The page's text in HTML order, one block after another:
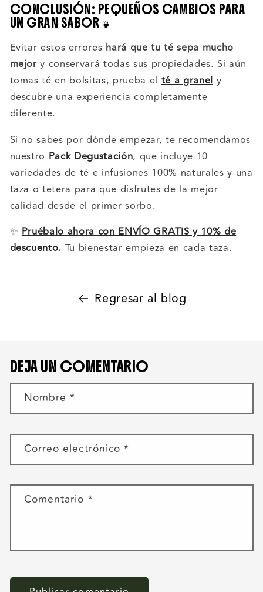
CONCLUSIÓN: PEQUEÑOS CAMBIOS PARA
UN GRAN SABOR 🍵
Evitar estos errores hará que tu té sepa mucho
mejory conservará todas sus propiedades. Si aún
tomas té en bolsitas, prueba elté a granely
descubre una experiencia completamente
diferente.
Si no sabes por dónde empezar, te recomendamos
nuestroPack Degustación, que incluye 10
variedades de té e infusiones 100% naturales y una
taza o tetera para que disfrutes de la mejor
calidad desde el primer sorbo.
✨Pruébalo ahora con ENVÍO GRATIS y 10% de
descuento. Tu bienestar empieza en cada taza.
Regresar al blog
DEJA UN COMENTARIO
Nombre*
Correo electrónico*
Comentario *